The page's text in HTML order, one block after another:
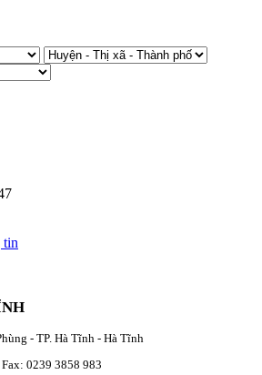
tin
- TP. Hà Tĩnh - Hà Tĩnh
0239 3858 983